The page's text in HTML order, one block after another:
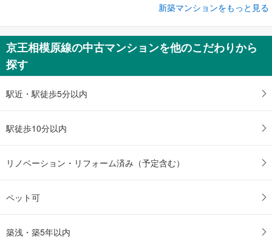
新築マンション
5,198万円～7,838万円
2LDK～4LDK
新築マンションをもっと見る
京王相模原線の中古マンションを他のこだわりから
探す
駅近・駅徒歩5分以内
駅徒歩10分以内
リノベーション・リフォーム済み（予定含む）
ペット可
築浅・築5年以内